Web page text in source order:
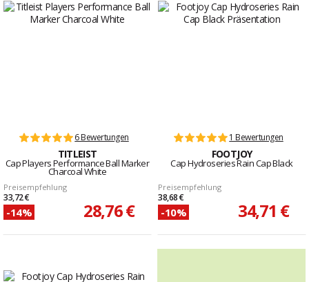
6 Bewertungen
TITLEIST
Cap Players Performance Ball Marker
Charcoal White
Preisempfehlung
33,72 €
-14% 28,76 €
1 Bewertungen
FOOTJOY
Cap Hydroseries Rain Cap Black
Preisempfehlung
38,68 €
-10% 34,71 €